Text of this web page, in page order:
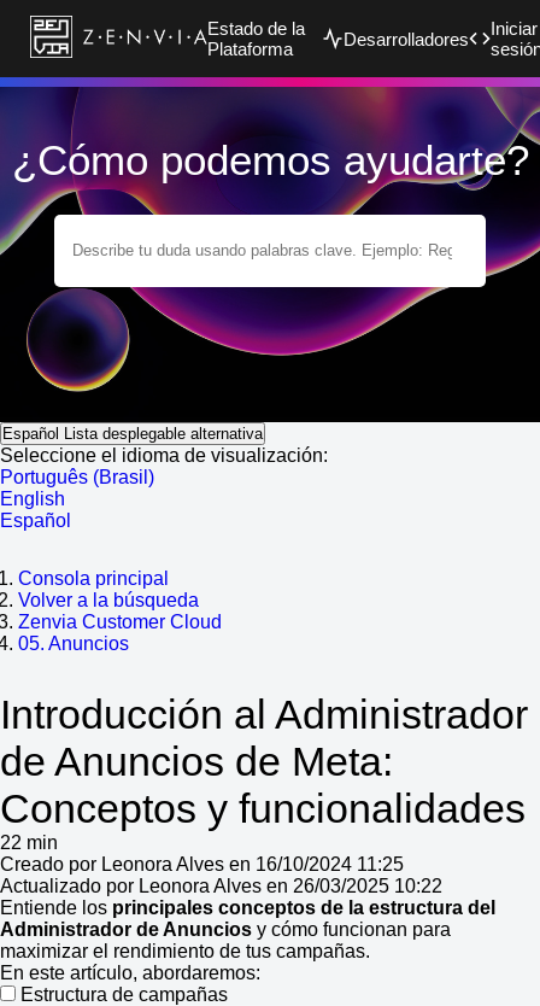
Estado de la
Plataforma
Desarrolladores
Iniciar
¿Cómo podemos ayudarte?
Español Lista desplegable alternativa
Seleccione el idioma de visualización:
Português (Brasil)
English
Español
Consola principal
Volver a la búsqueda
Zenvia Customer Cloud
05. Anuncios
Introducción al Administrador
de Anuncios de Meta:
Conceptos y funcionalidades
22 min
Creado por Leonora Alves en 16/10/2024 11:25
Actualizado por Leonora Alves en 26/03/2025 10:22
Entiende los principales conceptos de la estructura del
Administrador de Anuncios y cómo funcionan para
maximizar el rendimiento de tus campañas.
En este artículo, abordaremos:
Estructura de campañas